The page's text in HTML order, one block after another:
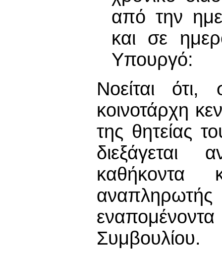
από την
και σε
Υπουργό:
Νοείται
κοινοτάρχη
της θητείας
διεξάγεται
καθήκοντα
Συμβουλίου.